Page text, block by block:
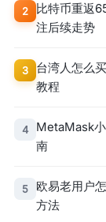
2
比特币重返
注后续走势
3
台湾人怎么
教程
4
MetaMask
南
5
欧易老用户
方法